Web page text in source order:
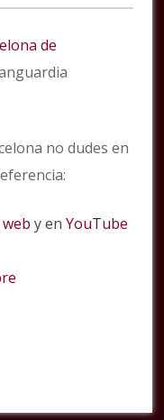
de
no dudes en
web y enYouTube